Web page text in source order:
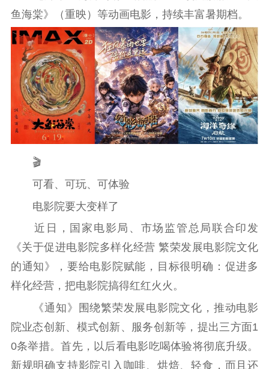
鱼海棠》（重映）等动画电影，持续丰富暑期档。
🎬
可看、可玩、可体验
电影院要大变样了
近日，国家电影局、市场监管总局联合印发
《关于促进电影院多样化经营 繁荣发展电影院文化
的通知》，要给电影院赋能，目标很明确：促进多
样化经营，把电影院搞得红红火火。
《通知》围绕繁荣发展电影院文化，推动电影
院业态创新、模式创新、服务创新等，提出三方面1
0条举措。首先，以后看电影吃喝体验将彻底升级。
新规明确支持影院引入咖啡、烘焙、轻食，而且还